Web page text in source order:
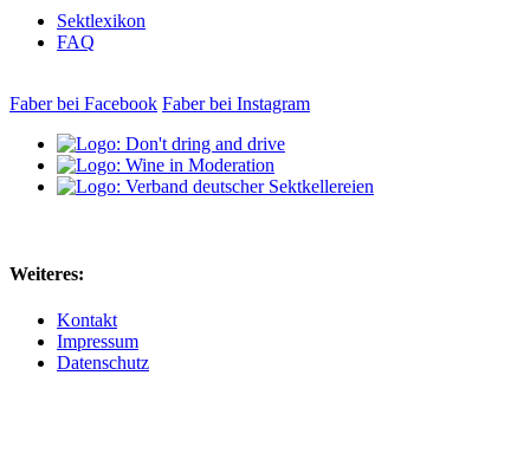
Sektlexikon
FAQ
Faber bei Facebook Faber bei Instagram
Weiteres:
Kontakt
Impressum
Datenschutz